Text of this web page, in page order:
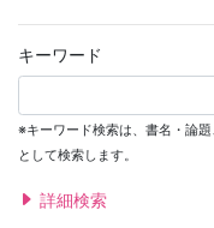
キーワード
※キーワード検索は、書名・論
として検索します。
詳細検索